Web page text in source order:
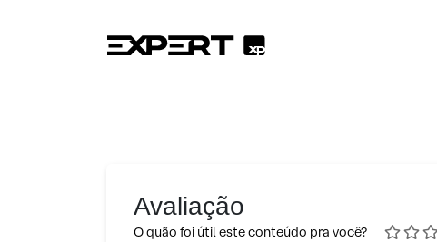
Avaliação
O quão foi útil este conteúdo pra você?